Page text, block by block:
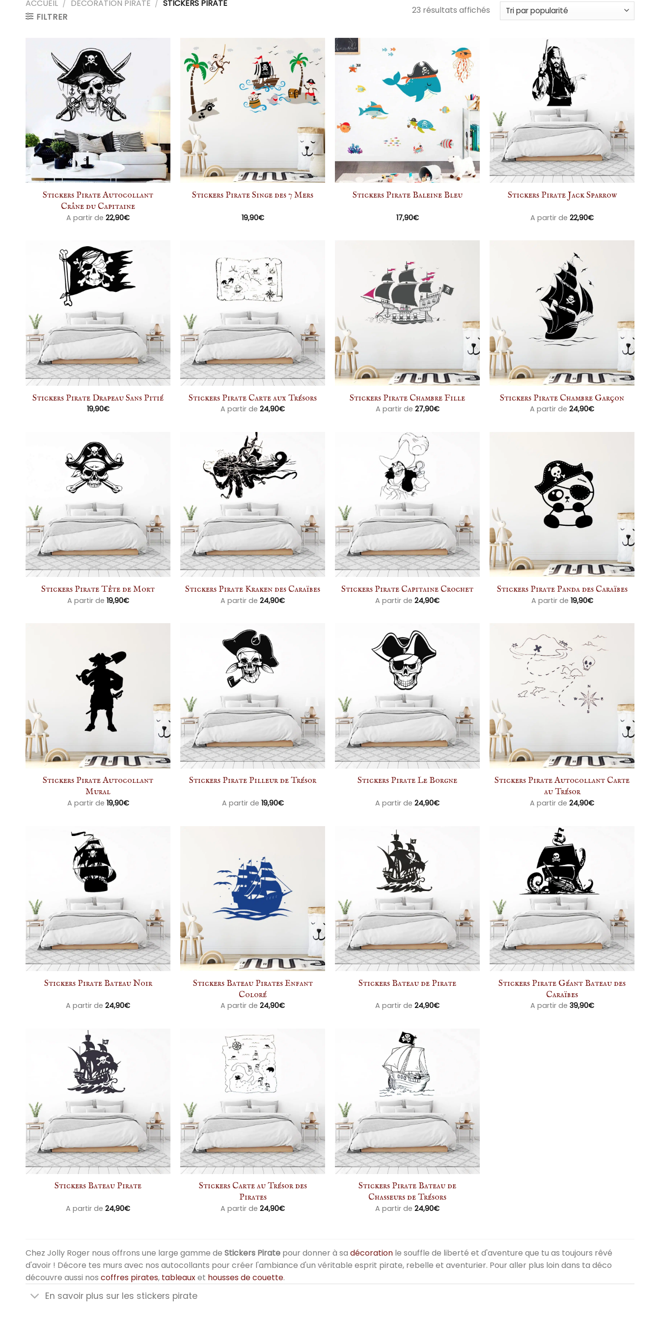
ACCUEIL / DÉCORATION PIRATE / STICKERS PIRATE
FILTRER
23 résultats affichésTrié
par
Stickers Pirate Autocollant
Crâne du Capitaine
A partir de 22,90€
Stickers Pirate Singe des 7 Mers
19,90€
Stickers Pirate Baleine Bleu
17,90€
Stickers Pirate Jack Sparrow
A partir de 22,90€
Stickers Pirate Drapeau Sans Pitié
19,90€
Stickers Pirate Carte aux Trésors
A partir de 24,90€
Stickers Pirate Chambre Fille
A partir de 27,90€
Stickers Pirate Chambre Garçon
A partir de 24,90€
Stickers Pirate Tête de Mort
A partir de 19,90€
Stickers Pirate Kraken des Caraïbes
A partir de 24,90€
Stickers Pirate Capitaine Crochet
A partir de 24,90€
Stickers Pirate Panda des Caraïbes
A partir de 19,90€
Stickers Pirate Autocollant
Mural
A partir de 19,90€
Stickers Pirate Pilleur de Trésor
A partir de 19,90€
Stickers Pirate Le Borgne
A partir de 24,90€
Stickers Pirate Autocollant Carte
au Trésor
A partir de 24,90€
Stickers Pirate Bateau Noir
A partir de 24,90€
Stickers Bateau Pirates Enfant
Coloré
A partir de 24,90€
Stickers Bateau de Pirate
A partir de 24,90€
Stickers Pirate Géant Bateau des
Caraïbes
A partir de 39,90€
Stickers Bateau Pirate
A partir de 24,90€
Stickers Carte au Trésor des
Pirates
A partir de 24,90€
Stickers Pirate Bateau de
Chasseurs de Trésors
A partir de 24,90€
Chez Jolly Roger nous offrons une large gamme de Stickers Pirate pour donner à sa décoration le souffle de liberté et d'aventure que tu as toujours rêvé
d'avoir ! Décore tes murs avec nos autocollants pour créer l'ambiance d'un véritable esprit pirate, rebelle et aventurier. Pour aller plus loin dans ta déco
découvre aussi nos coffres pirates, tableauxet housses de couette.
En savoir plus sur les stickers pirate